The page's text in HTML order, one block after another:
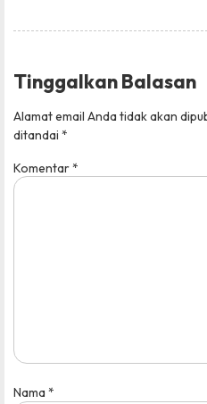
Tinggalkan Balasan
Alamat email Anda tidak akan
ditandai *
Komentar*
Nama *